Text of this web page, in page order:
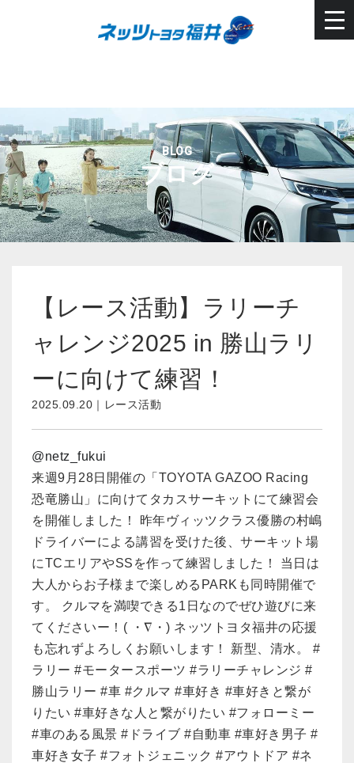
BLOG
ブログ
【レース活動】ラリーチ
ャレンジ2025 in 勝山ラリ
ーに向けて練習！
2025.09.20｜レース活動
@netz_fukui
来週9月28日開催の「TOYOTA GAZOO Racing
恐竜勝山」に向けてタカスサーキットにて練習会
を開催しました！ 昨年ヴィッツクラス優勝の村嶋
ドライバーによる講習を受けた後、サーキット場
にTCエリアやSSを作って練習しました！ 当日は
大人からお子様まで楽しめるPARKも同時開催で
す。 クルマを満喫できる1日なのでぜひ遊びに来
てくださいー！( ・∇・) ネッツトヨタ福井の応援
も忘れずよろしくお願いします！ 新型、清水。 #
ラリー #モータースポーツ #ラリーチャレンジ #
勝山ラリー #車 #クルマ #車好き #車好きと繋が
りたい #車好きな人と繋がりたい #フォローミー
#車のある風景 #ドライブ #自動車 #車好き男子 #
車好き女子 #フォトジェニック #アウトドア #ネ